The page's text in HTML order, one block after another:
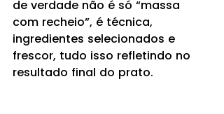
de verdade não é só “massa
com recheio”, é técnica,
ingredientes selecionados e
frescor, tudo isso refletindo no
resultado final do prato.